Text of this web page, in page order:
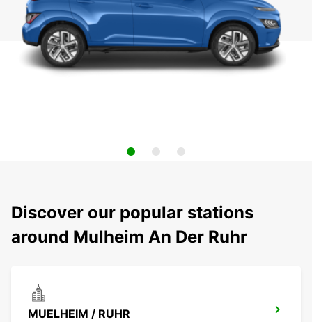
Discover our popular stations
around Mulheim An Der Ruhr
MUELHEIM / RUHR